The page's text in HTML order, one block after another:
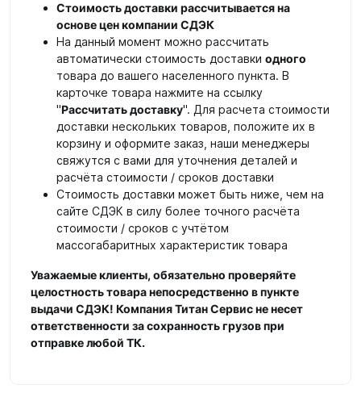
Стоимость доставки рассчитывается на
основе цен компании СДЭК
На данный момент можно рассчитать
автоматически стоимость доставки одного
товара до вашего населенного пункта. В
карточке товара нажмите на ссылку
"Рассчитать доставку". Для расчета стоимости
доставки нескольких товаров, положите их в
корзину и оформите заказ, наши менеджеры
свяжутся с вами для уточнения деталей и
расчёта стоимости / сроков доставки
Стоимость доставки может быть ниже, чем на
сайте СДЭК в силу более точного расчёта
стоимости / сроков с учтётом
массогабаритных характеристик товара
Уважаемые клиенты, обязательно проверяйте
целостность товара непосредственно в пункте
выдачи СДЭК! Компания Титан Сервис не несет
ответственности за сохранность грузов при
отправке любой ТК.